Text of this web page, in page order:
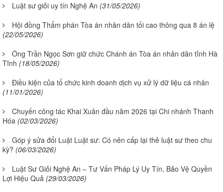
Luật sư giỏi uy tín Nghệ An (31/05/2026)
Hội đồng Thẩm phán Tòa án nhân dân tối cao thông qua 8 án lệ
(22/05/2026)
Ông Trần Ngọc Sơn giữ chức Chánh án Tòa án nhân dân tỉnh Hà
Tĩnh (18/05/2026)
Điều kiện của tổ chức kinh doanh dịch vụ xử lý dữ liệu cá nhân
(11/01/2026)
Chuyến công tác Khai Xuân đầu năm 2026 tại Chi nhánh Thanh
Hóa (02/03/2026)
Góp ý sửa đổi Luật Luật sư: Có nên cấp lại thẻ luật sư theo chu
kỳ? (06/03/2026)
Luật Sư Giỏi Nghệ An – Tư Vấn Pháp Lý Uy Tín, Bảo Vệ Quyền
Lợi Hiệu Quả (29/03/2026)